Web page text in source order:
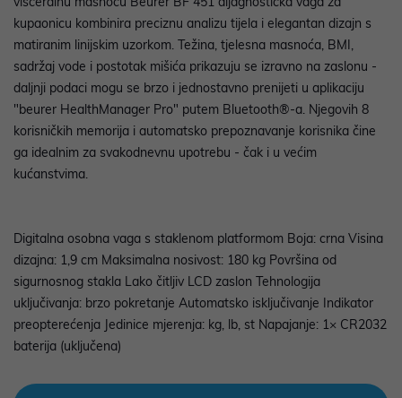
kupaonicu kombinira preciznu analizu tijela i elegantan dizajn s
matiranim linijskim uzorkom. Težina, tjelesna masnoća, BMI,
sadržaj vode i postotak mišića prikazuju se izravno na zaslonu -
daljnji podaci mogu se brzo i jednostavno prenijeti u aplikaciju
"beurer HealthManager Pro" putem Bluetooth®-a. Njegovih 8
korisničkih memorija i automatsko prepoznavanje korisnika čine
ga idealnim za svakodnevnu upotrebu - čak i u većim
kućanstvima.
Digitalna osobna vaga s staklenom platformom Boja: crna Visina
dizajna: 1,9 cm Maksimalna nosivost: 180 kg Površina od
sigurnosnog stakla Lako čitljiv LCD zaslon Tehnologija
uključivanja: brzo pokretanje Automatsko isključivanje Indikator
preopterećenja Jedinice mjerenja: kg, lb, st Napajanje: 1× CR2032
baterija (uključena)